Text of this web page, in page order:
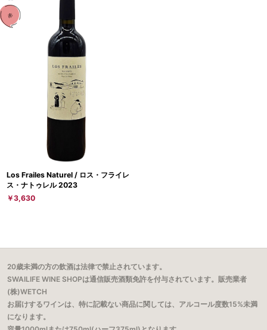
Los Frailes Naturel / ロス・フライレ
ス・ナトゥレル 2023
￥3,630
20歳未満の方の飲酒は法律で禁止されています。
SWAILIFE WINE SHOPは通信販売酒類免許を付与されています。販売業者
(株)WETCH
お届けするワインは、特に記載ない商品に関しては、アルコール度数15%未満
になります。